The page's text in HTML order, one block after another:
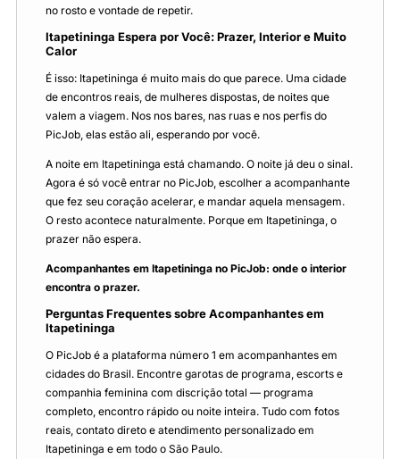
no rosto e vontade de repetir.
Itapetininga Espera por Você: Prazer, Interior e Muito
Calor
É isso: Itapetininga é muito mais do que parece. Uma cidade
de encontros reais, de mulheres dispostas, de noites que
valem a viagem. Nos nos bares, nas ruas e nos perfis do
PicJob, elas estão ali, esperando por você.
A noite em Itapetininga está chamando. O noite já deu o sinal.
Agora é só você entrar no PicJob, escolher a acompanhante
que fez seu coração acelerar, e mandar aquela mensagem.
O resto acontece naturalmente. Porque em Itapetininga, o
prazer não espera.
Acompanhantes em Itapetininga no PicJob: onde o interior
encontra o prazer.
Perguntas Frequentes sobre Acompanhantes em
Itapetininga
O PicJob é a plataforma número 1 em acompanhantes em
cidades do Brasil. Encontre garotas de programa, escorts e
companhia feminina com discrição total — programa
completo, encontro rápido ou noite inteira. Tudo com fotos
reais, contato direto e atendimento personalizado em
Itapetininga e em todo o São Paulo.